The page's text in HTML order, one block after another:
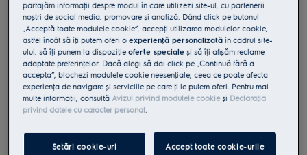
minima acceptata conform prezentului regulament.
Capitolul 4. Mecanismul Campaniei si Produsele
Participante
4.1. Mecanismul Campaniei: pentru a participa la
Campania „Recenzia ta poate fi castigatoare”,
participantii trebuie sa indeplineasca urmatoarele
partajăm informaţii despre modul în care utilizezi site-ul, cu partenerii
noștri de social media, promovare și analiză. Dând click pe butonul
„Acceptă toate modulele cookie”, accepţi utilizarea modulelor cookie,
astfel încât să îţi putem oferi oexperienţă personalizată în cadrul site-
ului, să îţi punem la dispoziţieoferte speciale și să îţi afișăm reclame
adaptate preferinţelor. Dacă alegi să dai click pe „Continuă fără a
accepta”, blochezi modulele cookie neesenţiale, ceea ce poate afecta
experienţa de navigare și serviciile pe care ţi le putem oferi. Pentru mai
multe informaţii, consultă Avizul privind modulele cookieși Declaraţia
privind datele cu caracter personal.
Setări cookie-uri Accept toate cookie-urile